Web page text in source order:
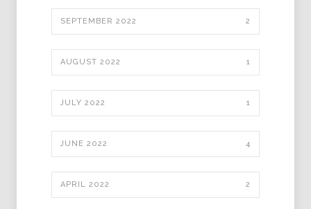
SEPTEMBER 2022 2
AUGUST 2022 1
JULY 2022 1
JUNE 2022 4
APRIL 2022 2